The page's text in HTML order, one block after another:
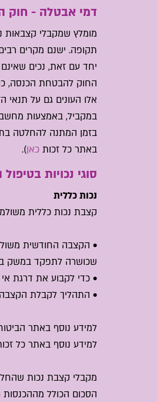
דמי אבטלה - חוק
מומלץ שמקבלי קצבאות
תקופה. ישנם מקרים
יחד עם זאת, נכים
החוק להבטחת הכנסה,
אלו העונים גם על
במקביל, באמצעות
בזמן המתנה להחלטה
באתר כל זכות כאן).
סוגי נכויות
נכות כללית
קצבת נכות כללית
שכושרה לתפקד במשק בית
• כדי לקבוע את דרגת
• התהליך לקבלת
למידע נוסף באתר
למידע נוסף באתר כל
מקבלי קצבת נכות
הסכום הכולל